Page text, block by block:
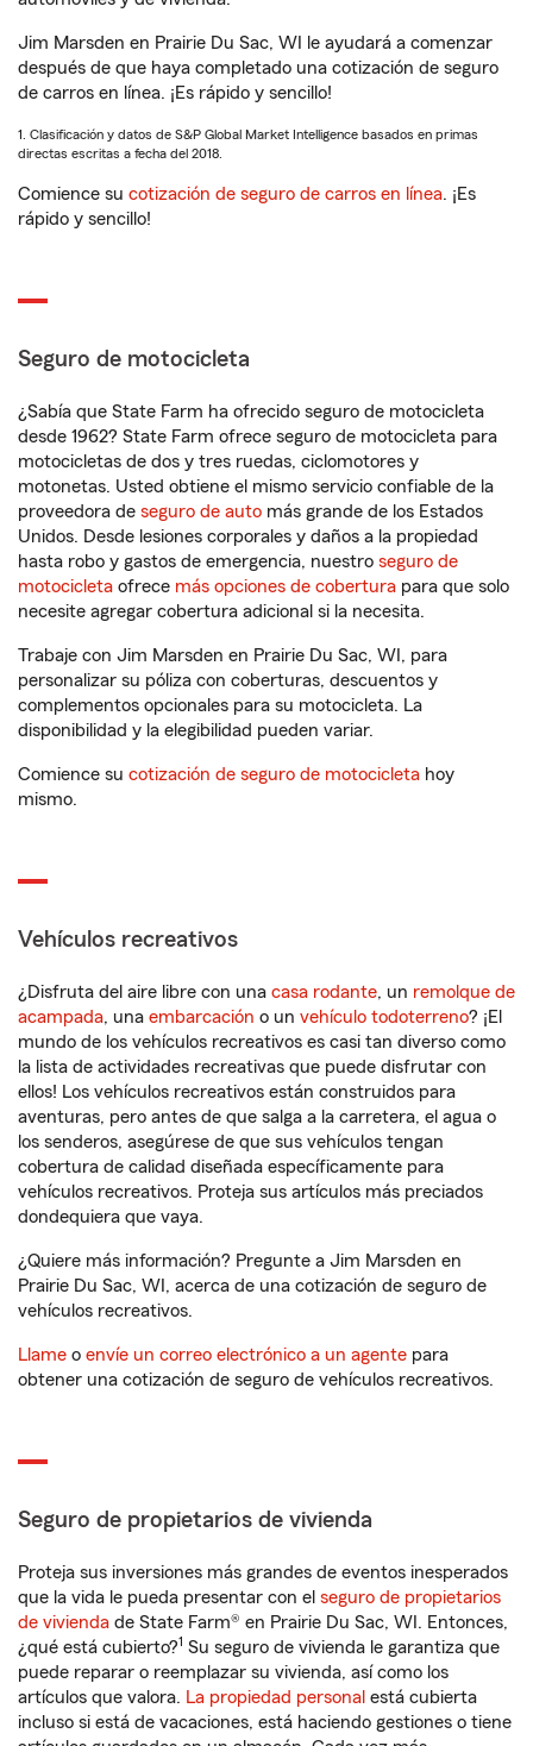
Jim Marsden en Prairie Du Sac, WI le ayudará a comenzar
después de que haya completado una cotización de seguro
de carros en línea. ¡Es rápido y sencillo!
1. Clasificación y datos de S&P Global Market Intelligence basados en primas
directas escritas a fecha del 2018.
Comience su cotización de seguro de carros en línea. ¡Es
rápido y sencillo!
Seguro de motocicleta
¿Sabía que State Farm ha ofrecido seguro de motocicleta
desde 1962? State Farm ofrece seguro de motocicleta para
motocicletas de dos y tres ruedas, ciclomotores y
motonetas. Usted obtiene el mismo servicio confiable de la
proveedora de seguro de auto más grande de los Estados
Unidos. Desde lesiones corporales y daños a la propiedad
hasta robo y gastos de emergencia, nuestro seguro de
motocicleta ofrece más opciones de cobertura para que solo
necesite agregar cobertura adicional si la necesita.
Trabaje con Jim Marsden en Prairie Du Sac, WI, para
personalizar su póliza con coberturas, descuentos y
complementos opcionales para su motocicleta. La
disponibilidad y la elegibilidad pueden variar.
Comience su cotización de seguro de motocicleta hoy
mismo.
Vehículos recreativos
¿Disfruta del aire libre con una casa rodante, un remolque de
acampada, una embarcación o un vehículo todoterreno? ¡El
mundo de los vehículos recreativos es casi tan diverso como
la lista de actividades recreativas que puede disfrutar con
ellos! Los vehículos recreativos están construidos para
aventuras, pero antes de que salga a la carretera, el agua o
los senderos, asegúrese de que sus vehículos tengan
cobertura de calidad diseñada específicamente para
vehículos recreativos. Proteja sus artículos más preciados
dondequiera que vaya.
¿Quiere más información? Pregunte a Jim Marsden en
Prairie Du Sac, WI, acerca de una cotización de seguro de
vehículos recreativos.
Llame o envíe un correo electrónico a un agente para
obtener una cotización de seguro de vehículos recreativos.
Seguro de propietarios de vivienda
Proteja sus inversiones más grandes de eventos inesperados
que la vida le pueda presentar con el seguro de propietarios
de vivienda de State Farm® en Prairie Du Sac, WI. Entonces,
¿qué está cubierto?1 Su seguro de vivienda le garantiza que
puede reparar o reemplazar su vivienda, así como los
artículos que valora. La propiedad personal está cubierta
incluso si está de vacaciones, está haciendo gestiones o tiene